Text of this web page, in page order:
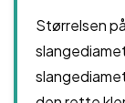
Størrelsen